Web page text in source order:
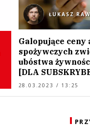
ŁUKASZ
Galopujące ceny
spożywczych
ubóstwa
[DLA
28.03.2023 / 13:25